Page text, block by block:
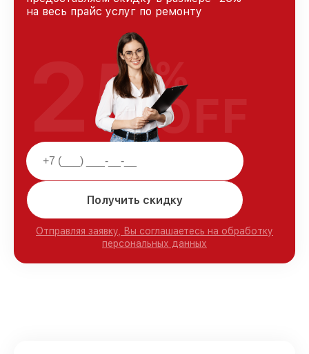
на весь прайс услуг по ремонту
Получить скидку
Отправляя заявку, Вы соглашаетесь на обработку
персональных данных
25%
OFF